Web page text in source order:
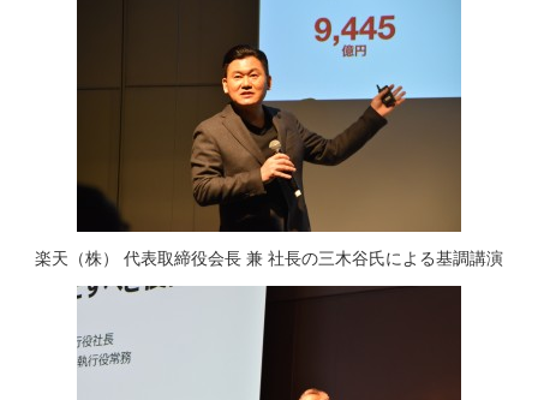
楽天（株） 代表取締役会長 兼 社長の三木谷氏による基調講演